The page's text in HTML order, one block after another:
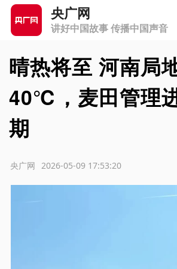
央广网
讲好中国故事 传播中国声音
晴热将至 河南局
40℃，麦田管理
期
2026-05-09 17:53:20
央广网